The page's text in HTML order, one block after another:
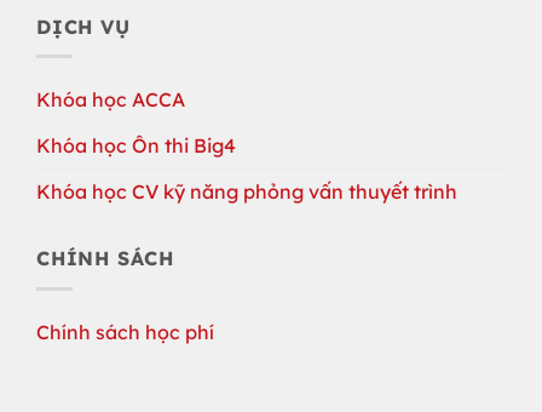
DỊCH VỤ
Khóa học ACCA
Khóa học Ôn thi Big4
Khóa học CV kỹ năng phỏng vấn thuyết trình
CHÍNH SÁCH
Chính sách học phí